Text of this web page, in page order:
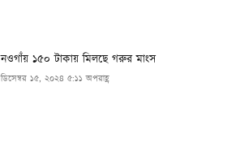
নওগাঁয় ১৫০ টাকায় মিলছে গরুর মাংস
ডিসেম্বর ১৫, ২০২৪ ৫:১১ অপরাহ্ণ